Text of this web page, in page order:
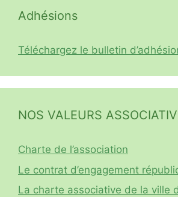
Adhésions
Téléchargez le bulletin
NOS VALEURS
Charte de l’association
Le contrat d’engagement
La charte associative de la ville